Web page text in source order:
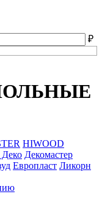
₽
HIWOOD
Деко Декомастер
Европласт Ликорн